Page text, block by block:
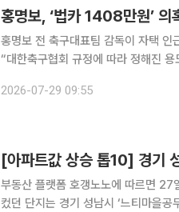
홍명보, ‘법카 1408만원’
홍명보 전 축구대표팀 감독이 자택 인
“대한축구협회 규정에 따라 정해진 용도와
법카 1408만원 긁었다’ 기사와 관련
2026-07-29 09:55
[아파트값 상승 톱10] 경기
부동산 플랫폼 호갱노노에 따르면 27
컸던 단지는 경기 성남시 ‘느티마을